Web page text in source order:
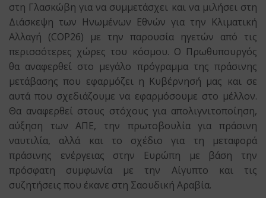
στη Γλασκώβη για να συμμετάσχει και να μιλήσει στη
Διάσκεψη των Ηνωμένων Εθνών για την Κλιματική
Αλλαγή (COP26) με την παρουσία ηγετών από τις
περισσότερες χώρες του κόσμου. Ο Πρωθυπουργός
θα αναφερθεί στο μεγάλο πρόγραμμα της πράσινης
μετάβασης που εφαρμόζει η Κυβέρνησή μας και σε
αυτά που σχεδιάζουμε να εφαρμόσουμε στο μέλλον.
Θα αναφερθεί στους στόχους για απολιγνιτοποίηση,
αύξηση των ΑΠΕ, την πρωτοβουλία για πράσινη
ναυτιλία, αλλά και το σχέδιο για τη μεταφορά
πράσινης ενέργειας στην Ευρώπη με βάση την
πρόσφατη συμφωνία με την Αίγυπτο και τις
συζητήσεις που έκανε στη Σαουδική Αραβία.